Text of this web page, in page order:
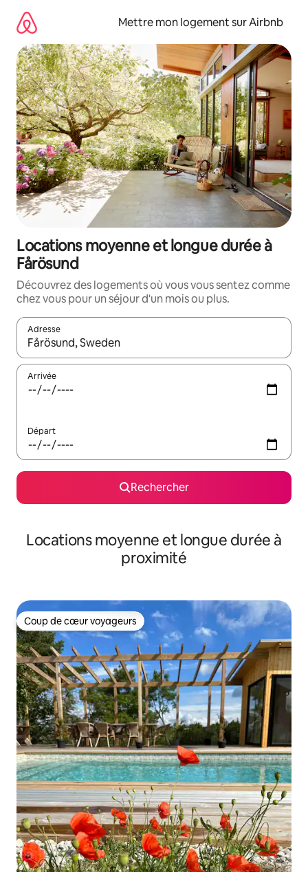
directement
contenu
Mettre mon logement sur Airbnb
Locations moyenne et longue durée à
Fårösund
Découvrez des logements où vous vous sentez comme
chez vous pour un séjour d'un mois ou plus.
Adresse
Lorsque les résultats s'affichent, utilisez les flèches vers le
Arrivée
Départ
Rechercher
Locations moyenne et longue durée à
proximité
Coup de cœur voyageurs
Coup de cœur voyageurs